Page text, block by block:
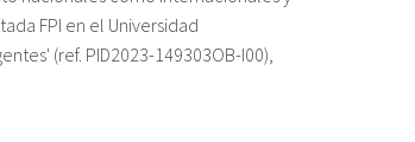
FPI en el Universidad
(ref. PID2023-149303OB-I00),